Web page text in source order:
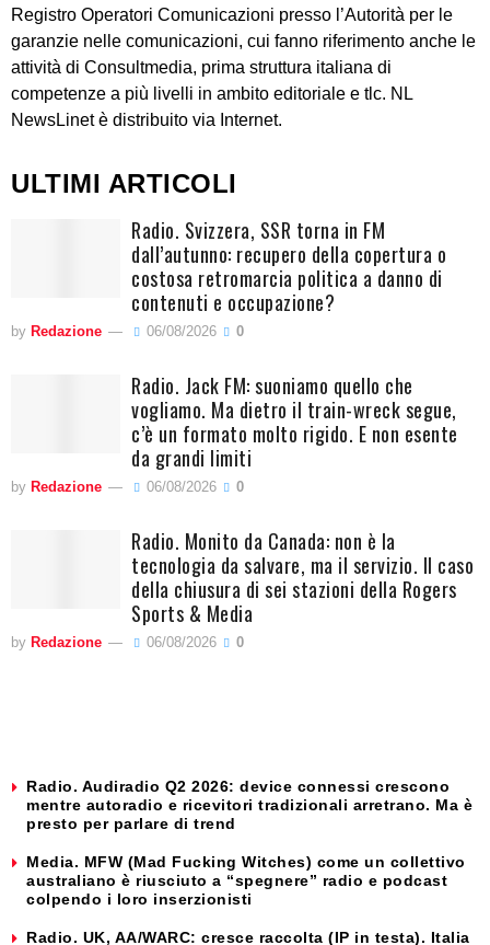
Registro Operatori Comunicazioni presso l’Autorità per le
garanzie nelle comunicazioni, cui fanno riferimento anche le
attività di Consultmedia, prima struttura italiana di
competenze a più livelli in ambito editoriale e tlc. NL
NewsLinet è distribuito via Internet.
ULTIMI ARTICOLI
Radio. Svizzera, SSR torna in FM
dall’autunno: recupero della copertura o
costosa retromarcia politica a danno di
contenuti e occupazione?
by Redazione 06/08/2026 0
Radio. Jack FM: suoniamo quello che
vogliamo. Ma dietro il train-wreck segue,
c’è un formato molto rigido. E non esente
da grandi limiti
by Redazione 06/08/2026 0
Radio. Monito da Canada: non è la
tecnologia da salvare, ma il servizio. Il caso
della chiusura di sei stazioni della Rogers
Sports & Media
by Redazione 06/08/2026 0
Radio. Audiradio Q2 2026: device connessi crescono
mentre autoradio e ricevitori tradizionali arretrano. Ma è
presto per parlare di trend
Media. MFW (Mad Fucking Witches) come un collettivo
australiano è riusciuto a “spegnere” radio e podcast
colpendo i loro inserzionisti
Radio. UK, AA/WARC: cresce raccolta (IP in testa). Italia